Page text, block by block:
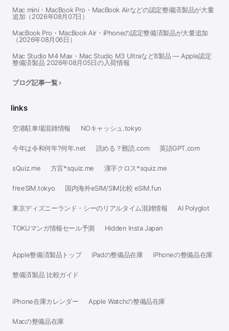
Mac mini・MacBook Pro・MacBook Airなどの認定整備済製品が大量
追加（2026年08月07日）
MacBook Pro・MacBook Air・iPhoneの認定整備済製品が大量追加
（2026年08月06日）
Mac Studio M4 Max・Mac Studio M3 Ultraなど8製品 — Apple認定
整備済製品 2026年08月05日の入荷情報
ブログ記事一覧 ›
links
空港駐車場混雑情報 NOキャッシュ.tokyo
今年は令和何年?何年.net 読める？難読.com 英語GPT.com
sQuiz.me 方言*squiz.me 漢字クロス*squiz.me
freeSIM.tokyo 国内海外eSIM/SIM比較 eSIM.fun
東京ディズニーランド・シーのリアルタイム混雑情報 AI Polyglot
TOKUマンガ情報セール予測 Hidden Insta Japan
Apple整備済製品トップ iPadの整備品在庫 iPhoneの整備品在庫
整備済製品 比較ガイド
iPhone在庫カレンダー Apple Watchの整備品在庫
Macの整備品在庫